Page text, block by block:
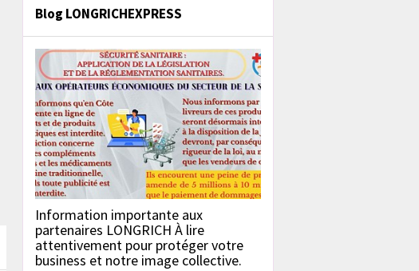
Blog LONGRICHEXPRESS
Information importante aux
partenaires LONGRICH À lire
attentivement pour protéger votre
business et notre image collective.